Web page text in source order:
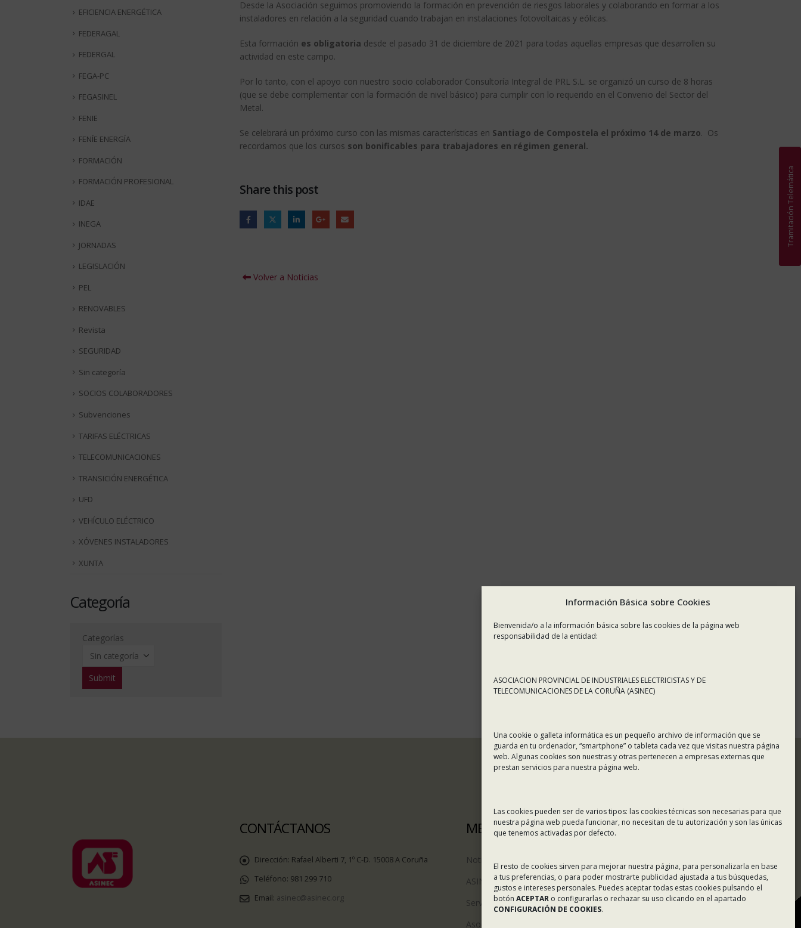
Información Básica sobre Cookies
Bienvenida/o a la información básica sobre las cookies de la página web
responsabilidad de la entidad:
ASOCIACION PROVINCIAL DE INDUSTRIALES ELECTRICISTAS Y DE
TELECOMUNICACIONES DE LA CORUÑA (ASINEC)
Una cookie o galleta informática es un pequeño archivo de información que se
guarda en tu ordenador, “smartphone” o tableta cada vez que visitas nuestra página
web. Algunas cookies son nuestras y otras pertenecen a empresas externas que
prestan servicios para nuestra página web.
Las cookies pueden ser de varios tipos: las cookies técnicas son necesarias para que
nuestra página web pueda funcionar, no necesitan de tu autorización y son las únicas
que tenemos activadas por defecto.
El resto de cookies sirven para mejorar nuestra página, para personalizarla en base
a tus preferencias, o para poder mostrarte publicidad ajustada a tus búsquedas,
gustos e intereses personales. Puedes aceptar todas estas cookies pulsando el
botón ACEPTAR o configurarlas o rechazar su uso clicando en el apartado
CONFIGURACIÓN DE COOKIES.
Desde la Asociación seguimos promoviendo la formación en prevención de riesgos laborales y colaborando en formar a los
instaladores en relación a la seguridad cuando trabajan en instalaciones fotovoltaicas y eólicas.
Esta formación es obligatoria desde el pasado 31 de diciembre de 2021 para todas aquellas empresas que desarrollen su
actividad en este campo.
Por lo tanto, con el apoyo con nuestro socio colaborador Consultoría Integral de PRL S.L. se organizó un curso de 8 horas
(que se debe complementar con la formación de nivel básico) para cumplir con lo requerido en el Convenio del Sector del
Metal.
Se celebrará un próximo curso con las mismas características en Santiago de Compostela el próximo 14 de marzo. Os
recordamos que los cursos son bonificables para trabajadores en régimen general.
Share this post
Volver a Noticias
EFICIENCIA ENERGÉTICA
FEDERAGAL
FEDERGAL
FEGA-PC
FEGASINEL
FENIE
FENÍE ENERGÍA
FORMACIÓN
FORMACIÓN PROFESIONAL
IDAE
INEGA
JORNADAS
LEGISLACIÓN
PEL
RENOVABLES
Revista
SEGURIDAD
Sin categoría
SOCIOS COLABORADORES
Subvenciones
TARIFAS ELÉCTRICAS
TELECOMUNICACIONES
TRANSICIÓN ENERGÉTICA
UFD
VEHÍCULO ELÉCTRICO
XÓVENES INSTALADORES
XUNTA
Categoría
Categorías
CONTÁCTANOS
Dirección: Rafael Alberti 7, 1º C-D. 15008 A Coruña
Teléfono: 981 299 710
Email: asinec@asinec.org
MENÚ
Noticias
ASINEC
Servicios
Asociados
Colaboradores
Incidencias en Expediente
Tramitación Telemática